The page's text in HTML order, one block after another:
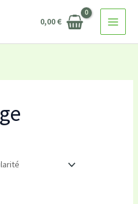
0,00€